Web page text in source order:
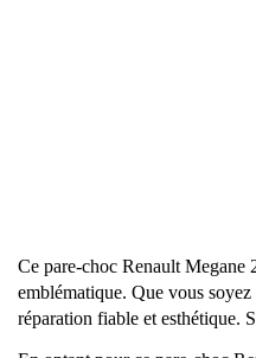
Ce pare-choc Renault
emblématique. Que vous
réparation fiable et esthétique.